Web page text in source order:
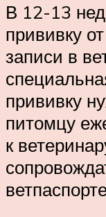
В 12-13
прививку
записи в
прививку
питомцу
к